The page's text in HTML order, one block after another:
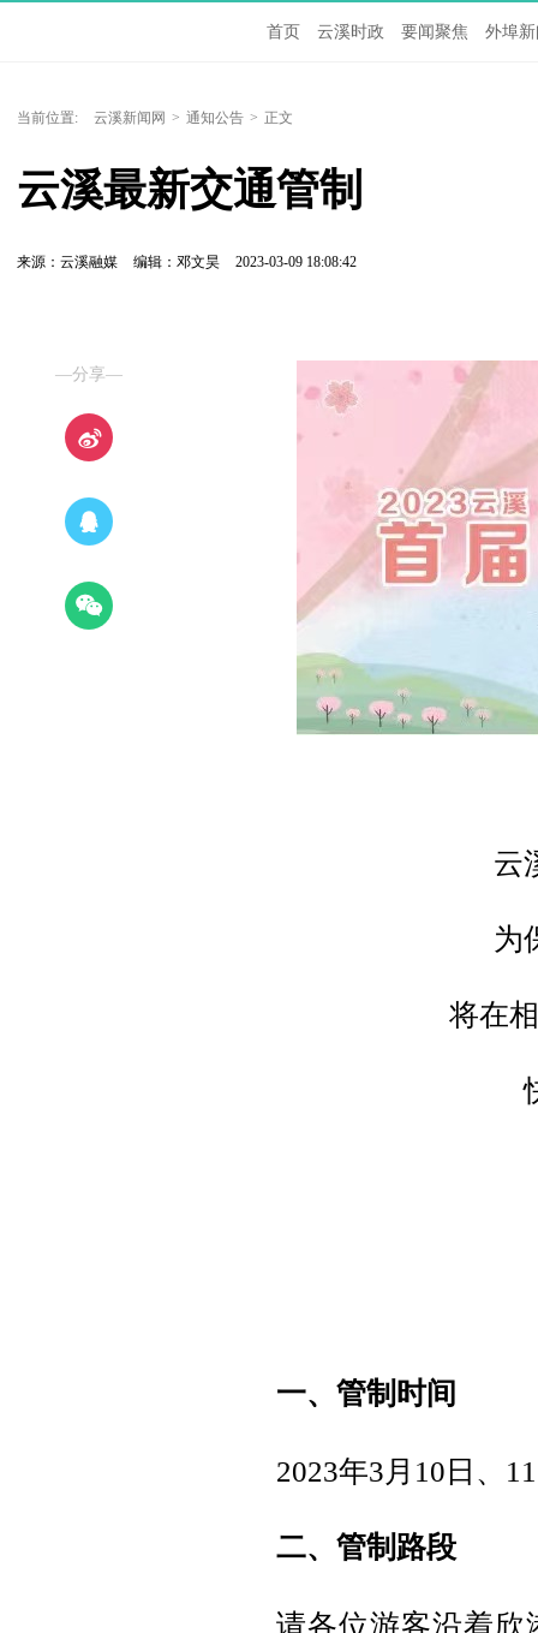
首页 云溪时政 要闻聚焦 外埠
当前位置: 云溪新闻网 > 通知公告 > 正文
云溪最新交通管制
来源：云溪融媒 编辑：邓文昊 2023-03-09 18:08:42
—分享—
云
为
将在
一、管制时间
2023年3月10日、
二、管制路段
请各位游客沿着欣